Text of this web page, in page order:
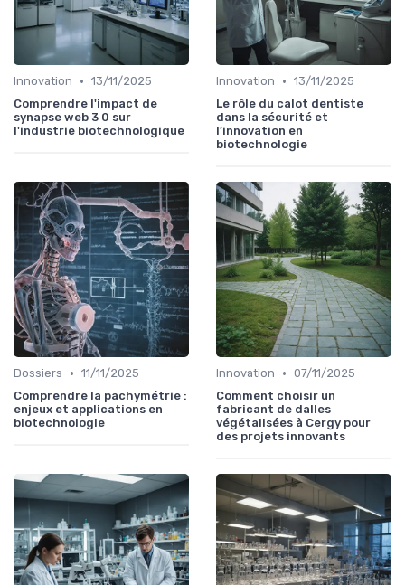
Innovation • 13/11/2025
Comprendre l'impact de
synapse web 3 0 sur
l'industrie biotechnologique
Innovation • 13/11/2025
Le rôle du calot dentiste
dans la sécurité et
l’innovation en
biotechnologie
Dossiers • 11/11/2025
Comprendre la pachymétrie :
enjeux et applications en
biotechnologie
Innovation • 07/11/2025
Comment choisir un
fabricant de dalles
végétalisées à Cergy pour
des projets innovants